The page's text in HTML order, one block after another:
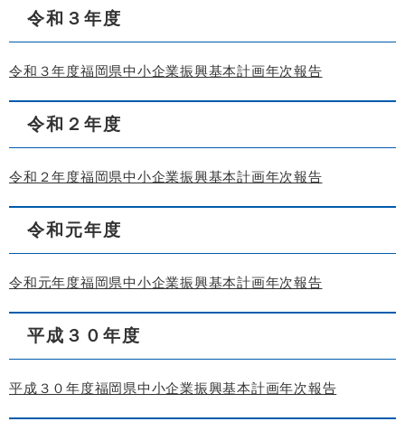
令和３年度
令和３年度福岡県中小企業振興基本計画年次報告
令和２年度
令和２年度福岡県中小企業振興基本計画年次報告
令和元年度
令和元年度福岡県中小企業振興基本計画年次報告
平成３０年度
平成３０年度福岡県中小企業振興基本計画年次報告